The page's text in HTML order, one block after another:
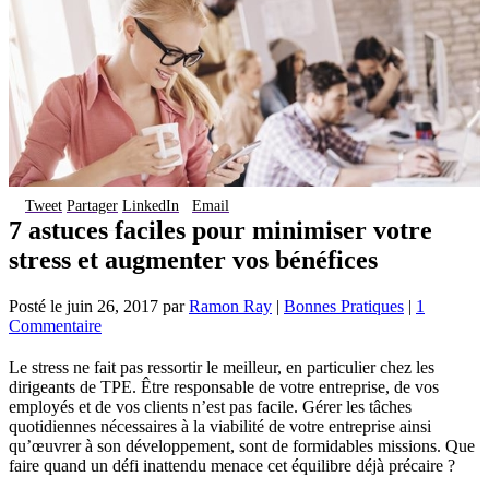
Tweet Partager LinkedIn Email
7 astuces faciles pour minimiser votre
stress et augmenter vos bénéfices
Posté le juin 26, 2017 parRamon Ray | Bonnes Pratiques | 1
Commentaire
Le stress ne fait pas ressortir le meilleur, en particulier chez les
dirigeants de TPE. Être responsable de votre entreprise, de vos
employés et de vos clients n’est pas facile. Gérer les tâches
quotidiennes nécessaires à la viabilité de votre entreprise ainsi
qu’œuvrer à son développement, sont de formidables missions. Que
faire quand un défi inattendu menace cet équilibre déjà précaire ?